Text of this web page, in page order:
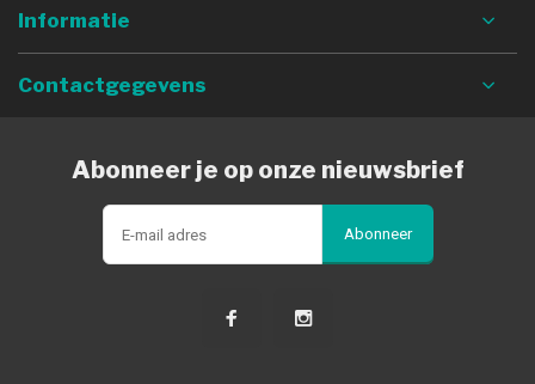
Informatie
Contactgegevens
Abonneer je op onze nieuwsbrief
Abonneer